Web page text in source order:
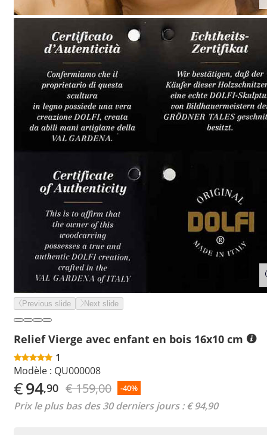
Previous slide Next slide
Relief Vierge avec enfant en bois 16x10 cm
1
Modèle : QU000008
€94,90 € 159,00 -40%
Prix le plus bas des 30 derniers jours :€ 94,90